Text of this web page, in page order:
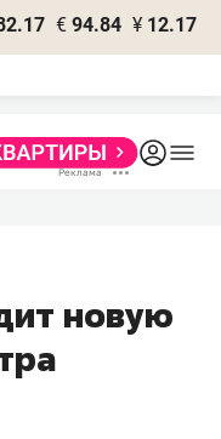
€ 94.84 ¥ 12.17
новую